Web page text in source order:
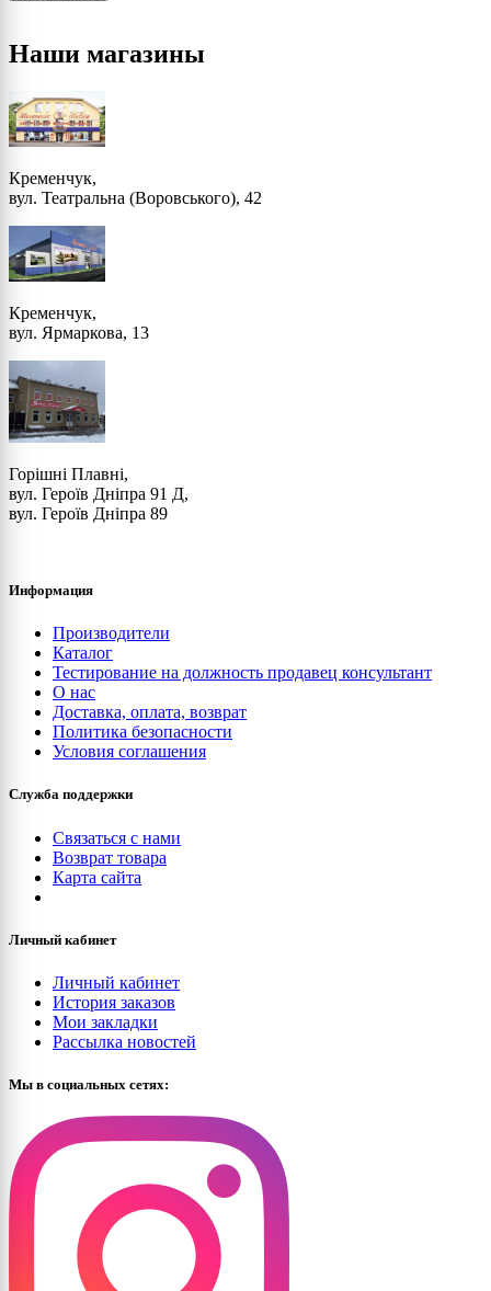
3005 (Wine red)
3007 (Black red)
3009 (Oxide red)
3011 (Brown red)
3013 (Tomato red)
3014 (Antique pink)
3017 (Rose)
3018 (Strawberry red)
3020 (Traffic red)
3022 (Salmon pink)
3026 (Luminous bright red)
3027 (Raspberry red)
3032 (Pearl ruby red)
3033 (Pearl pink)
Наши магазины
Кременчук,
вул. Театральна (Воровського), 42
Кременчук,
вул. Ярмаркова, 13
Горішні Плавні,
вул. Героїв Дніпра 91 Д,
вул. Героїв Дніпра 89
Информация
Производители
Каталог
Тестирование на должность продавец консультант
О нас
Доставка, оплата, возврат
Политика безопасности
Условия соглашения
Служба поддержки
Связаться с нами
Возврат товара
Карта сайта
Личный кабинет
Личный кабинет
История заказов
Мои закладки
Рассылка новостей
Мы в социальных сетях: